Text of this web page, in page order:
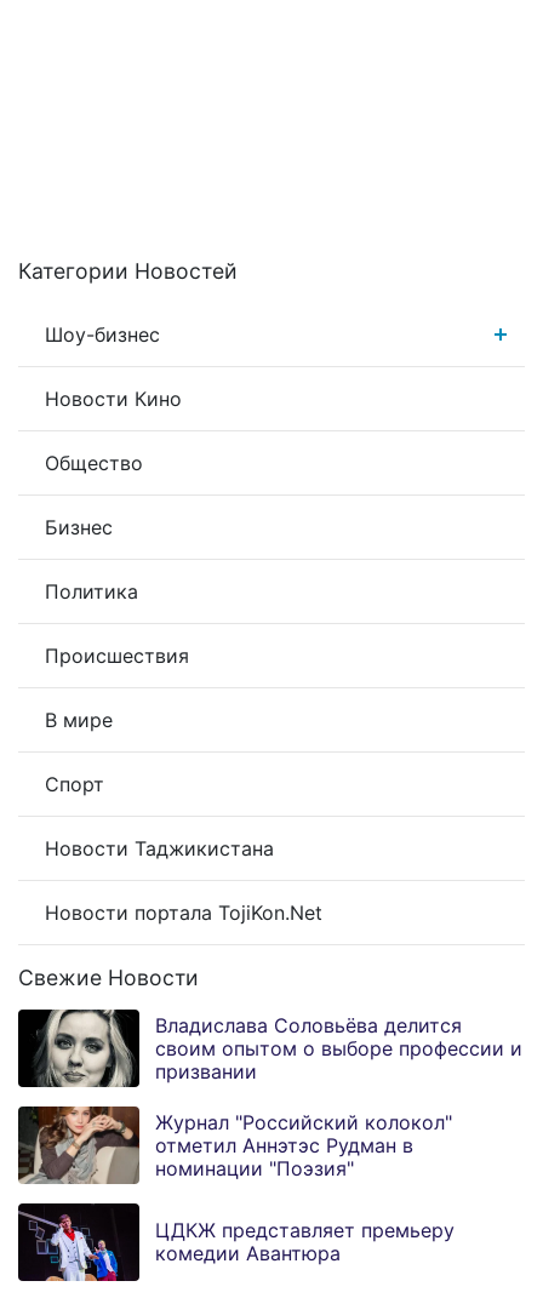
Категории Новостей
Шоу-бизнес
Новости Кино
Общество
Бизнес
Политика
Происшествия
В мире
Спорт
Новости Таджикистана
Новости портала TojiKon.Net
Свежие Новости
Владислава Соловьёва делится
своим опытом о выборе профессии и
призвании
Журнал "Российский колокол"
отметил Аннэтэс Рудман в
номинации "Поэзия"
ЦДКЖ представляет премьеру
комедии Авантюра